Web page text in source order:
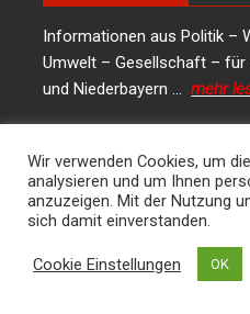
Informationen aus Politik –
Umwelt – Gesellschaft – für
und Niederbayern …mehr
Social Media
LinkedIn
Facebook
Instagram
X
Wir verwenden Cookies, um
analysieren und um Ihnen
anzuzeigen. Mit der Nutzung
sich damit einverstanden.
Cookie Einstellungen OK